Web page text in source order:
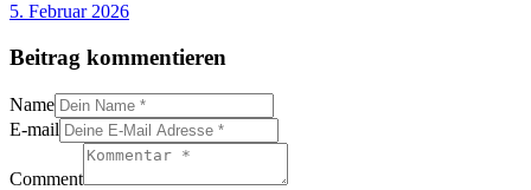
5. Februar 2026
Beitrag kommentieren
Name
E-mail
Comment